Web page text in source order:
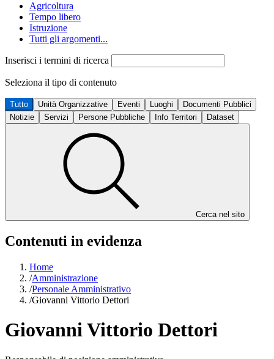
Agricoltura
Tempo libero
Istruzione
Tutti gli argomenti...
Inserisci i termini di ricerca
Seleziona il tipo di contenuto
Tutto Unità Organizzative Eventi Luoghi
Documenti Pubblici
Notizie
Servizi Persone Pubbliche Info Territori Dataset
Cerca nel sito
Contenuti in evidenza
Home
/Amministrazione
/Personale Amministrativo
/Giovanni Vittorio Dettori
Giovanni Vittorio Dettori